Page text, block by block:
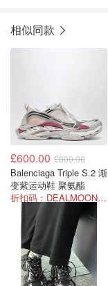
相似同款
£600.00 £800.00
Balenciaga Triple S.2 渐
变紫运动鞋 聚氨酯
折扣码：DEALMOON-LOCK25